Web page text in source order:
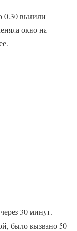
0.30 вылили
окно на
30 минут.
было вызвано 50